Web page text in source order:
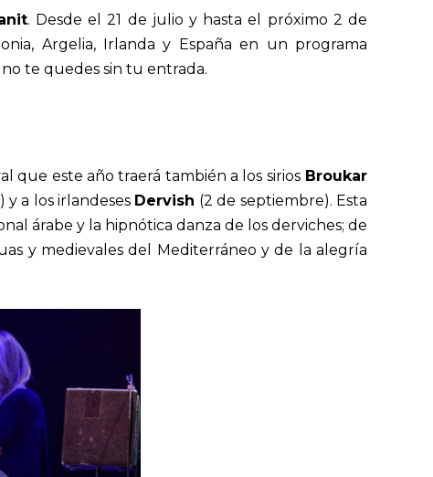
. Desde el 21 de julio y hasta el próximo 2 de
Argelia, Irlanda y España en un programa
te quedes sin tu entrada.
que este año traerá también a los siriosBroukar
y a los irlandeses Dervish (2 de septiembre). Esta
árabe y la hipnótica danza de los derviches; de
y medievales del Mediterráneo y de la alegría